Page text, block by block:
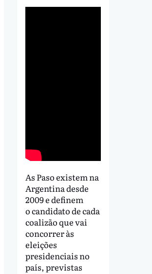
As Paso existem na
Argentina desde
2009 e definem
o candidato de cada
coalizão que vai
concorrer às
eleições
presidenciais no
país, previstas